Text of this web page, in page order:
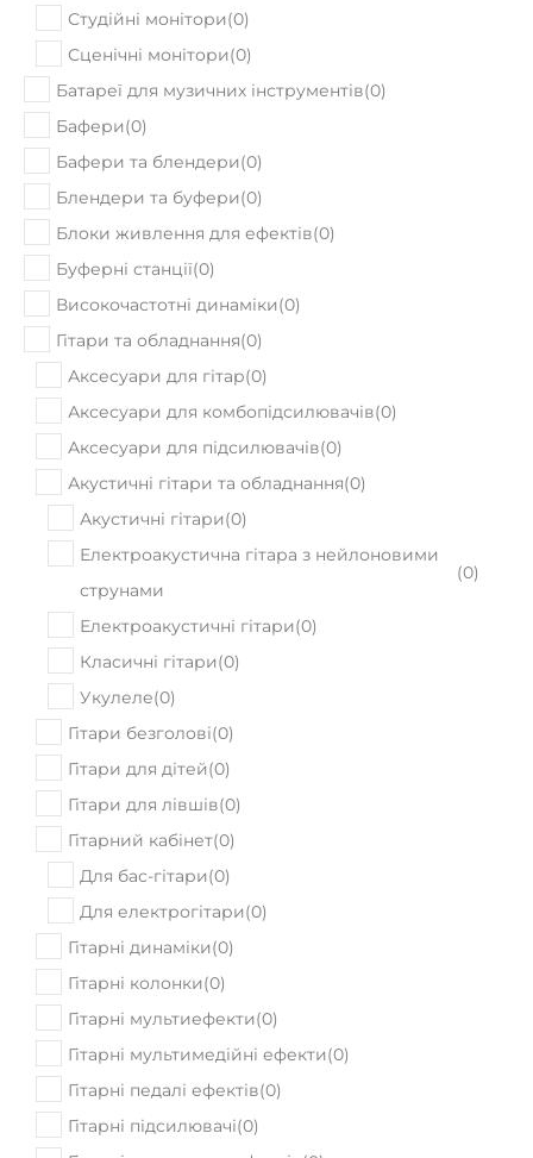
Студійні монітори(0)
Сценічні монітори(0)
Батареї для музичних інструментів(0)
Бафери(0)
Бафери та блендери(0)
Блендери та буфери(0)
Блоки живлення для ефектів(0)
Буферні станції(0)
Високочастотні динаміки(0)
Гітари та обладнання(0)
Аксесуари для гітар(0)
Аксесуари для комбопідсилювачів(0)
Аксесуари для підсилювачів(0)
Акустичні гітари та обладнання(0)
Акустичні гітари(0)
Електроакустична гітара з нейлоновими
струнами
(0)
Електроакустичні гітари(0)
Класичні гітари(0)
Укулеле(0)
Гітари безголові(0)
Гітари для дітей(0)
Гітари для лівшів(0)
Гітарний кабінет(0)
Для бас-гітари(0)
Для електрогітари(0)
Гітарні динаміки(0)
Гітарні колонки(0)
Гітарні мультиефекти(0)
Гітарні мультимедійні ефекти(0)
Гітарні педалі ефектів(0)
Гітарні підсилювачі(0)